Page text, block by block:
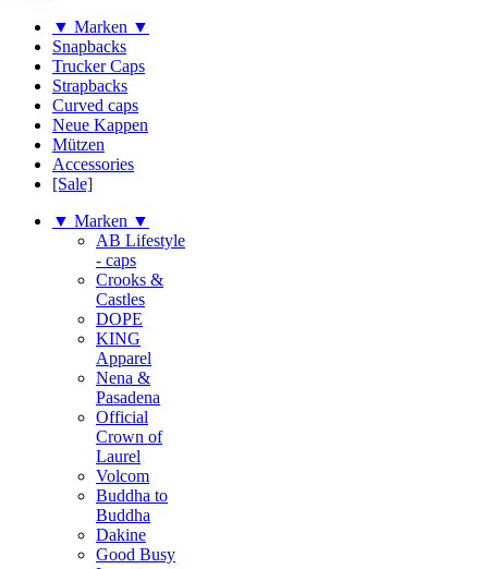
▼ Marken ▼
Snapbacks
Trucker Caps
Strapbacks
Curved caps
Neue Kappen
Mützen
Accessories
[Sale]
▼ Marken ▼
AB Lifestyle
- caps
Crooks &
Castles
DOPE
KING
Apparel
Nena &
Pasadena
Official
Crown of
Laurel
Volcom
Buddha to
Buddha
Dakine
Good Busy